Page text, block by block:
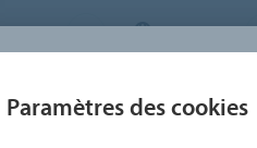
BELGIUM
Paramètres des cookies